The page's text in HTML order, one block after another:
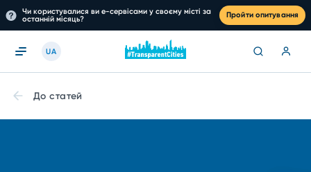
Чи користувалися ви е-сервісами у своєму місті за
останній місяць?
Пройти опитування
UA
До статей